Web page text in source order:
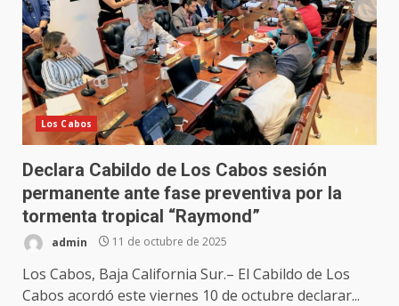
Los Cabos
Declara Cabildo de Los Cabos sesión
permanente ante fase preventiva por la
tormenta tropical “Raymond”
admin 11 de octubre de 2025
Los Cabos, Baja California Sur.– El Cabildo de Los
Cabos acordó este viernes 10 de octubre declarar...